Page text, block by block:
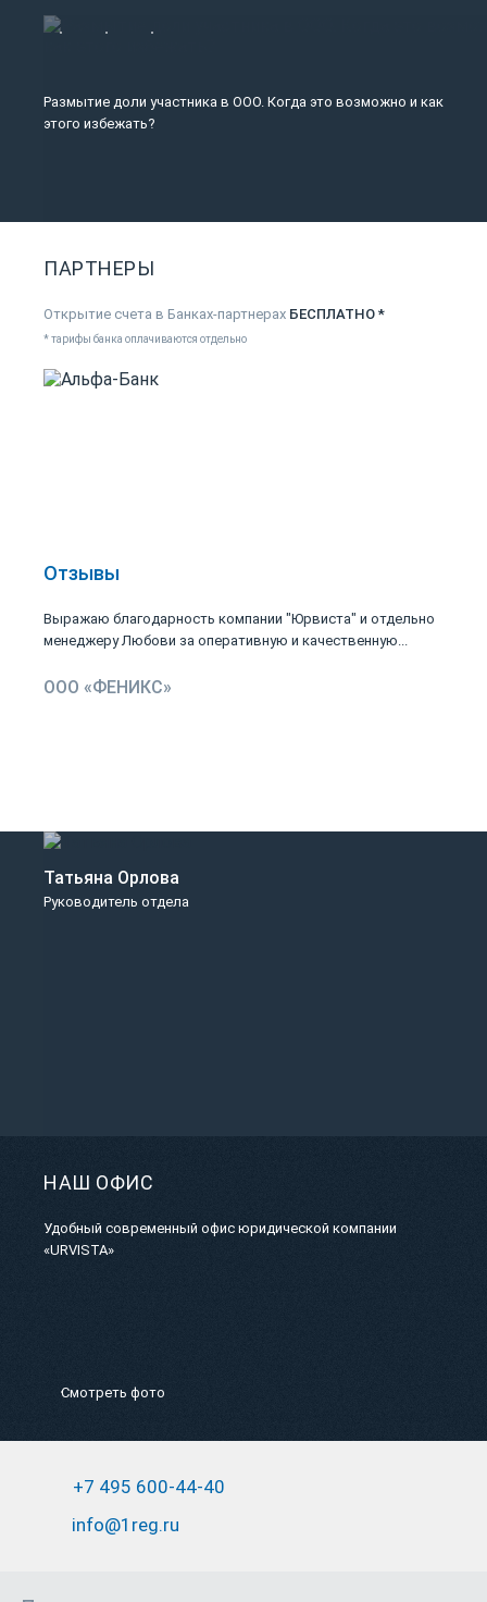
Размытие доли участника в ООО. Когда это возможно и как
этого избежать?
ПАРТНЕРЫ
Открытие счета в Банках-партнерах БЕСПЛАТНО *
* тарифы банка оплачиваются отдельно
Отзывы
Выражаю благодарность компании "Юрвиста" и отдельно
менеджеру Любови за оперативную и качественную...
ООО «ФЕНИКС»
Татьяна Орлова
Руководитель отдела
НАШ ОФИС
Удобный современный офис юридической компании
«URVISTA»
Смотреть фото
+7 495 600-44-40
info@1reg.ru